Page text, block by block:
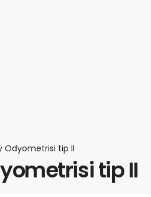
Odyometrisi tip II
tip II